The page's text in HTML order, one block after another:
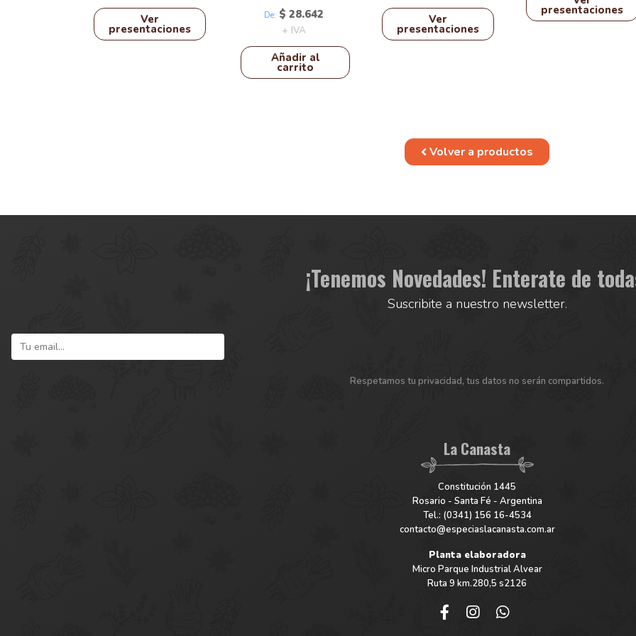
Ver
presentaciones
de
producto
De: $ 28.642
+ IVA
Añadir al
carrito
Ver
presentaciones
de
producto
presentaciones
página
de
Volver a productos
¡Tenemos Novedades! Enterate de
Suscribite a nuestro newsletter.
Respetamos tu privacidad, tus datos no serán compartidos.
La Canasta
Constitución 1445
Rosario - Santa Fé - Argentina
Tel.: (0341) 156 16-4534
contacto@especiaslacanasta.com.ar
Planta elaboradora
Micro Parque Industrial Alvear
Ruta 9 km.280,5 s2126